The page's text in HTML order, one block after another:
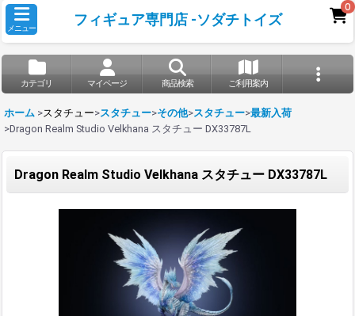
メニュー
フィギュア専門店 -ソダチトイズ
0
カテゴリ マイページ 商品検索 ご利用案内
ホーム >スタチュー>スタチュー>その他>スタチュー>最新入荷
>Dragon Realm Studio Velkhana スタチュー DX33787L
Dragon Realm Studio Velkhana スタチュー DX33787L